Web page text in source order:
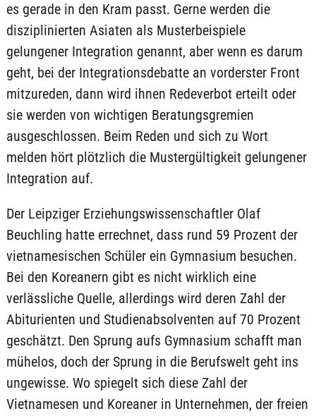
es gerade in den Kram passt. Gerne werden die
disziplinierten Asiaten als Musterbeispiele
gelungener Integration genannt, aber wenn es darum
geht, bei der Integrationsdebatte an vorderster Front
mitzureden, dann wird ihnen Redeverbot erteilt oder
sie werden von wichtigen Beratungsgremien
ausgeschlossen. Beim Reden und sich zu Wort
melden hört plötzlich die Mustergültigkeit gelungener
Integration auf.
Der Leipziger Erziehungswissenschaftler Olaf
Beuchling hatte errechnet, dass rund 59 Prozent der
vietnamesischen Schüler ein Gymnasium besuchen.
Bei den Koreanern gibt es nicht wirklich eine
verlässliche Quelle, allerdings wird deren Zahl der
Abiturienten und Studienabsolventen auf 70 Prozent
geschätzt. Den Sprung aufs Gymnasium schafft man
mühelos, doch der Sprung in die Berufswelt geht ins
ungewisse. Wo spiegelt sich diese Zahl der
Vietnamesen und Koreaner in Unternehmen, der freien